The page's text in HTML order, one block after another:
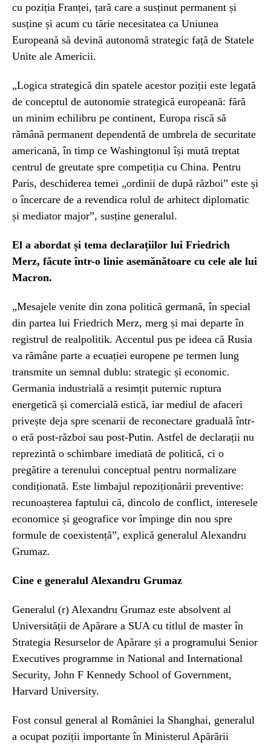
cu poziția Franței, țară care a susținut permanent și
susține și acum cu tărie necesitatea ca Uniunea
Europeană să devină autonomă strategic față de Statele
Unite ale Americii.
„Logica strategică din spatele acestor poziții este legată
de conceptul de autonomie strategică europeană: fără
un minim echilibru pe continent, Europa riscă să
rămână permanent dependentă de umbrela de securitate
americană, în timp ce Washingtonul își mută treptat
centrul de greutate spre competiția cu China. Pentru
Paris, deschiderea temei „ordinii de după război” este și
o încercare de a revendica rolul de arhitect diplomatic
și mediator major”, susține generalul.
El a abordat și tema declarațiilor lui Friedrich
Merz, făcute într-o linie asemănătoare cu cele ale lui
Macron.
„Mesajele venite din zona politică germană, în special
din partea lui Friedrich Merz, merg și mai departe în
registrul de realpolitik. Accentul pus pe ideea că Rusia
va rămâne parte a ecuației europene pe termen lung
transmite un semnal dublu: strategic și economic.
Germania industrială a resimțit puternic ruptura
energetică și comercială estică, iar mediul de afaceri
privește deja spre scenarii de reconectare graduală într-
o eră post-război sau post-Putin. Astfel de declarații nu
reprezintă o schimbare imediată de politică, ci o
pregătire a terenului conceptual pentru normalizare
condiționată. Este limbajul repoziționării preventive:
recunoașterea faptului că, dincolo de conflict, interesele
economice și geografice vor împinge din nou spre
formule de coexistență”, explică generalul Alexandru
Grumaz.
Cine e generalul Alexandru Grumaz
Generalul (r) Alexandru Grumaz este absolvent al
Universității de Apărare a SUA cu titlul de master în
Strategia Resurselor de Apărare și a programului Senior
Executives programme in National and International
Security, John F Kennedy School of Government,
Harvard University.
Fost consul general al României la Shanghai, generalul
a ocupat poziții importante în Ministerul Apărării